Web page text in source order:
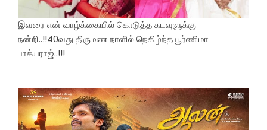
இவரை என் வாழ்க்கையில் கொடுத்த கடவுளுக்கு
நன்றி..!!40வது திருமண நாளில் நெகிழ்ந்த பூர்ணிமா
பாக்யராஜ்..!!!